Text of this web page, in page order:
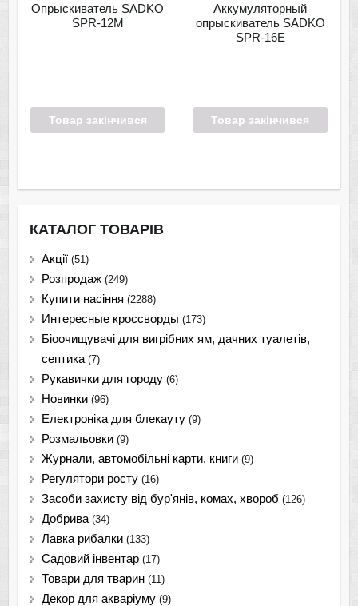
Опрыскиватель SADKO
SPR-12М
Товар закінчився
Аккумуляторный
опрыскиватель SADKO
SPR-16E
Товар закінчився
КАТАЛОГ ТОВАРІВ
Акції (51)
Розпродаж (249)
Купити насіння (2288)
Интересные кроссворды (173)
Біоочищувачі для вигрібних ям, дачних туалетів,
септика (7)
Рукавички для городу (6)
Новинки (96)
Електроніка для блекауту (9)
Розмальовки (9)
Журнали, автомобільні карти, книги (9)
Регулятори росту (16)
Засоби захисту від бур'янів, комах, хвороб (126)
Добрива (34)
Лавка рибалки (133)
Садовий інвентар (17)
Товари для тварин (11)
Декор для акваріуму (9)